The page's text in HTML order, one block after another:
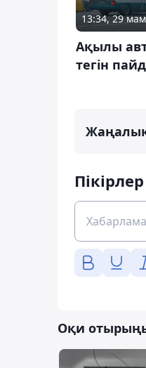
13:34, 29
Ақылы
тегін
Пікірлер
Оқи